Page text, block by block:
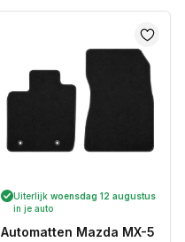
Uiterlijk woensdag 12 augustus
in je auto
Automatten Mazda MX-5